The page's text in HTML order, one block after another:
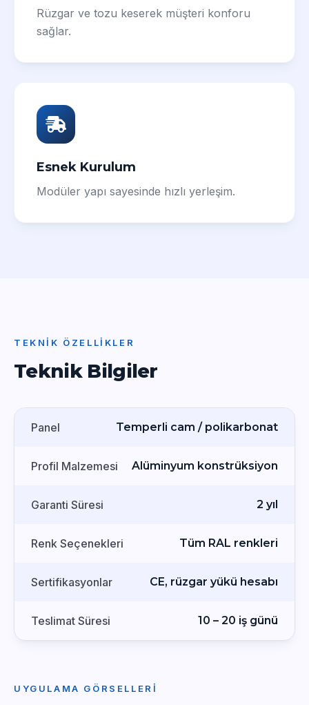
Rüzgar ve tozu keserek müşteri konforu
sağlar.
Esnek Kurulum
Modüler yapı sayesinde hızlı yerleşim.
TEKNIK ÖZELLIKLER
Teknik Bilgiler
Panel Temperli cam / polikarbonat
Profil Malzemesi Alüminyum konstrüksiyon
Garanti Süresi 2 yıl
Renk Seçenekleri Tüm RAL renkleri
Sertifikasyonlar CE, rüzgar yükü hesabı
Teslimat Süresi 10 – 20 iş günü
UYGULAMA GÖRSELLERI